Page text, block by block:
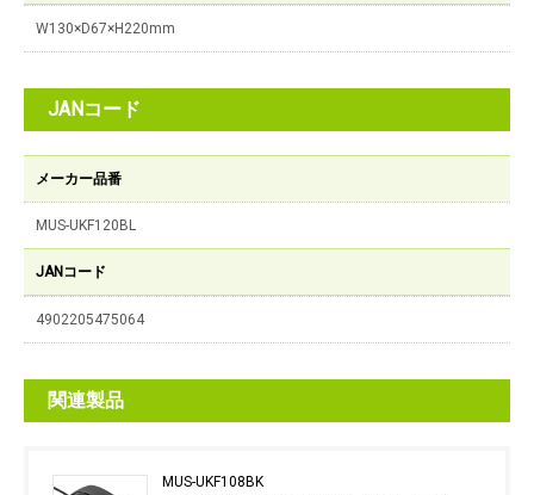
W130×D67×H220mm
JANコード
メーカー品番
MUS-UKF120BL
JANコード
4902205475064
関連製品
MUS-UKF108BK